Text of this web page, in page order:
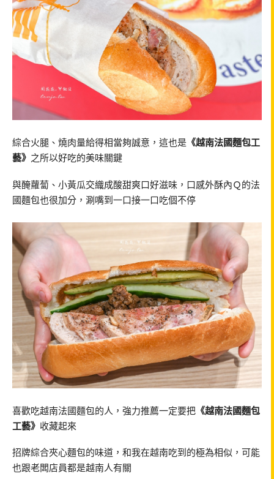
綜合火腿、燒肉量給得相當夠誠意，這也是 《越南法國麵包工
藝》 之所以好吃的美味關鍵
與醃蘿蔔、小黃瓜交織成酸甜爽口好滋味，口感外酥內Ｑ的法
國麵包也很加分，涮嘴到一口接一口吃個不停
喜歡吃越南法國麵包的人，強力推薦一定要把 《越南法國麵包
工藝》 收藏起來
招牌綜合夾心麵包的味道，和我在越南吃到的極為相似，可能
也跟老闆店員都是越南人有關